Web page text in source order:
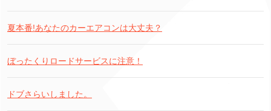
夏本番!あなたのカーエアコンは大丈夫？
ぼったくりロードサービスに注意！
ドブさらいしました。